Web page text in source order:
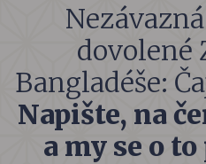
dovolené
Bangladéše:
Napište, na
a my se o